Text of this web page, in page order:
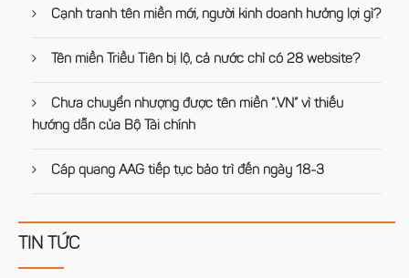
Cạnh tranh tên miền mới, người kinh doanh hưởng lợi gì?
Tên miền Triều Tiên bị lộ, cả nước chỉ có 28 website?
Chưa chuyển nhượng được tên miền “.VN” vì thiếu
hướng dẫn của Bộ Tài chính
Cáp quang AAG tiếp tục bảo trì đến ngày 18-3
TIN TỨC